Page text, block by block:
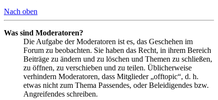
Nach oben
Was sind Moderatoren?
Die Aufgabe der Moderatoren ist es, das Geschehen im
Forum zu beobachten. Sie haben das Recht, in ihrem Bereich
Beiträge zu ändern und zu löschen und Themen zu schließen,
zu öffnen, zu verschieben und zu teilen. Üblicherweise
verhindern Moderatoren, dass Mitglieder „offtopic“, d. h.
etwas nicht zum Thema Passendes, oder Beleidigendes bzw.
Angreifendes schreiben.